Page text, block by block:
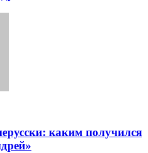
каким получился